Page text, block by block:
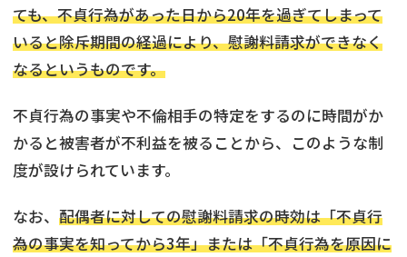
ても、不貞行為があった日から20年を過ぎてしまって
いると除斥期間の経過により、慰謝料請求ができなく
なるというものです。
不貞行為の事実や不倫相手の特定をするのに時間がか
かると被害者が不利益を被ることから、このような制
度が設けられています。
なお、 配偶者に対しての慰謝料請求の時効は「不貞行
為の事実を知ってから3年」または「不貞行為を原因に